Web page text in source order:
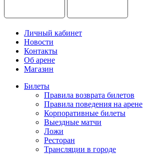
Личный кабинет
Новости
Контакты
Об арене
Магазин
Билеты
Правила возврата билетов
Правила поведения на арене
Корпоративные билеты
Выездные матчи
Ложи
Ресторан
Трансляции в городе